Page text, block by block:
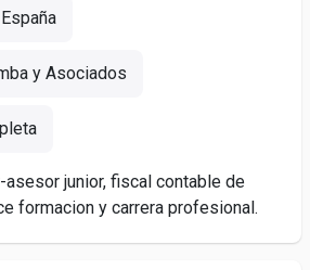
y Asociados
junior, fiscal contable de
formacion y carrera profesional.